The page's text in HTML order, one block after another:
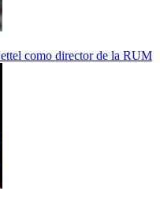
como director de la RUM